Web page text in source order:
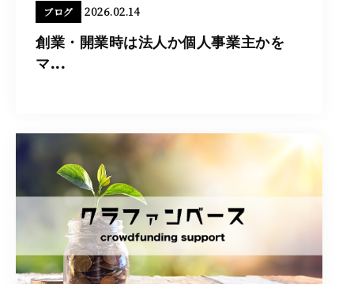
ブログ 2026.02.14
創業・開業時は法人か個人事業主かを
マ...